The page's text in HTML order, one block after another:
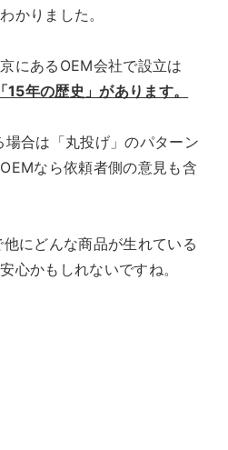
かりました。
にあるOEM会社で設立は
15年の歴史」があります。
合は「丸投げ」のパターン
なら依頼者側の意見も含
にどんな商品が生れている
心かもしれないですね。